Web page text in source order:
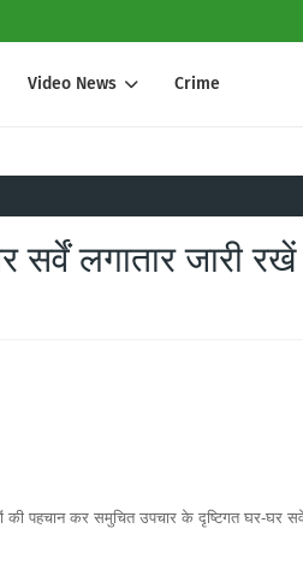
Video News Crime
सर्वें लगातार जारी रखें
पहचान कर समुचित उपचार के दृष्टिगत घर-घर